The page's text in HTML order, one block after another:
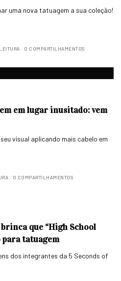
uma nova tatuagem a sua coleção!
0 COMPARTILHAMENTOS
em lugar inusitado: vem
visual aplicando mais cabelo em
0 COMPARTILHAMENTOS
que “High School
tatuagem
dos integrantes da 5 Seconds of